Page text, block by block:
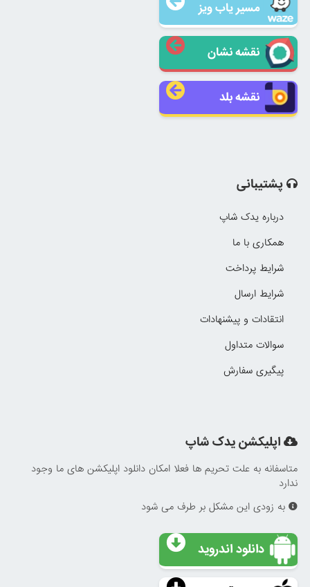
مسیر یاب ویز
نقشه نشان
نقشه بلد
پشتیبانی
درباره یدک شاپ
همکاری با ما
شرایط پرداخت
شرایط ارسال
انتقادات و پیشنهادات
سوالات متداول
پیگیری سفارش
اپلیکشن یدک شاپ
متاسفانه به علت تحریم ها فعلا امکان دانلود اپلیکشن های ما وجود
ندارد
به زودی این مشکل بر طرف می شود
دانلود اندروید